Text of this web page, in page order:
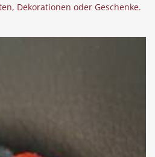
Dekorationen oder Geschenke.